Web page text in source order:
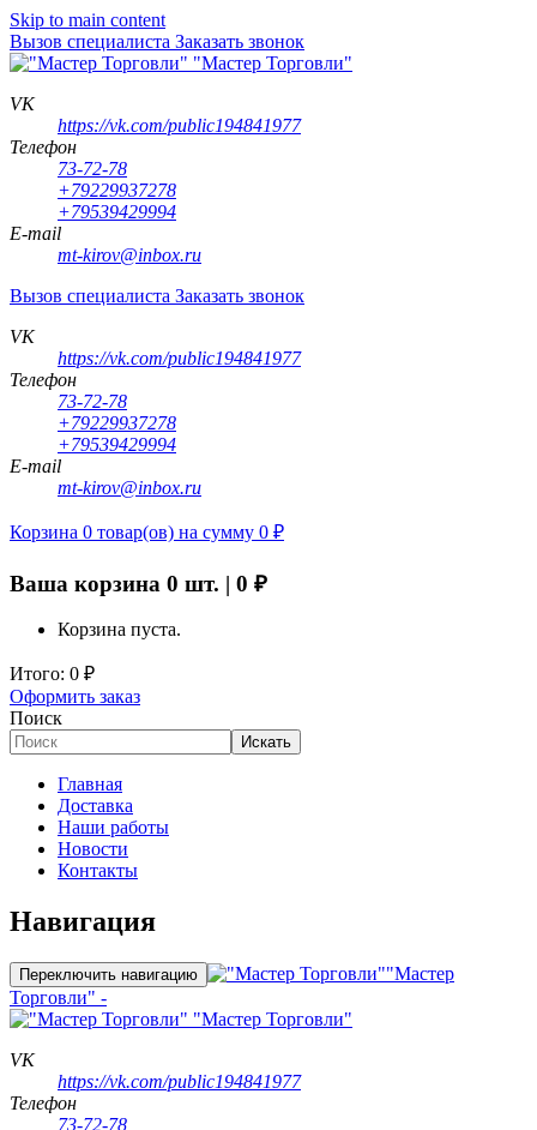
Skip to main content
Вызов специалиста Заказать звонок
"Мастер Торговли"
VK
https://vk.com/public194841977
Телефон
73-72-78
+79229937278
+79539429994
E-mail
mt-kirov@inbox.ru
Вызов специалиста Заказать звонок
VK
https://vk.com/public194841977
Телефон
73-72-78
+79229937278
+79539429994
E-mail
mt-kirov@inbox.ru
Корзина 0 товар(ов) на сумму 0 ₽
Ваша корзина 0 шт. | 0 ₽
Корзина пуста.
Итого: 0 ₽
Оформить заказ
Поиск
Искать
Главная
Доставка
Наши работы
Новости
Контакты
Навигация
Переключить навигацию
"Мастер
Торговли" -
"Мастер Торговли"
VK
https://vk.com/public194841977
Телефон
73-72-78